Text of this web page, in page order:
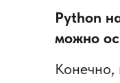
Python
можно
Конечно,